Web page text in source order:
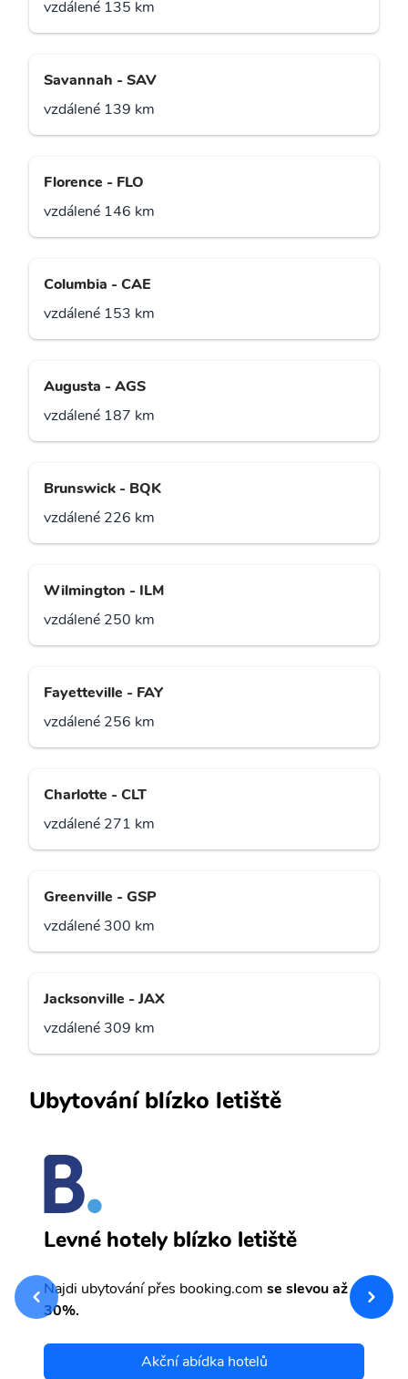
vzdálené 135 km
Savannah - SAV
vzdálené 139 km
Florence - FLO
vzdálené 146 km
Columbia - CAE
vzdálené 153 km
Augusta - AGS
vzdálené 187 km
Brunswick - BQK
vzdálené 226 km
Wilmington - ILM
vzdálené 250 km
Fayetteville - FAY
vzdálené 256 km
Charlotte - CLT
vzdálené 271 km
Greenville - GSP
vzdálené 300 km
Jacksonville - JAX
vzdálené 309 km
Ubytování blízko letiště
Levné hotely blízko letiště
Najdi ubytování přes booking.com se slevou až
30%.
Akční abídka hotelů